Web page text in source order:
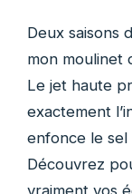
Deux saisons
mon moulinet
Le jet haute
exactement
enfonce le sel
Découvrez
vraiment vos